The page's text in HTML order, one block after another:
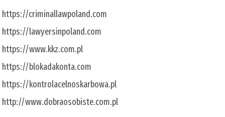
https://criminallawpoland.com
https://lawyersinpoland.com
https://www.kkz.com.pl
https://blokadakonta.com
https://kontrolacelnoskarbowa.pl
http://www.dobraosobiste.com.pl